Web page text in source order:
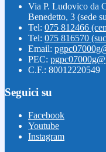
Via P. Ludovico da
Benedetto, 3 (sede
Tel: 075 812466
Tel: 075 816570
Email:
PEC:
C.F.: 80012220549
Seguici su
Facebook
Youtube
Instagram